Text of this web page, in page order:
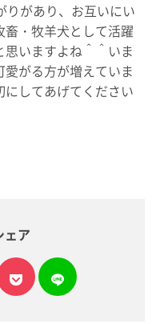
りがあり、お互いにい
・牧羊犬として活躍
いますよね＾＾いま
がる方が増えていま
してあげてください
ェア
plus
pocket
line